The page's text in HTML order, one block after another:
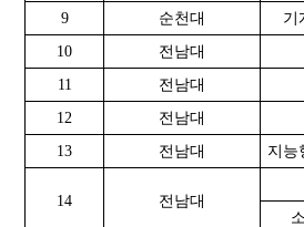
9
순천대 기
10
전남대
11
전남대
12
전남대
13
전남대 지능
14 전남대